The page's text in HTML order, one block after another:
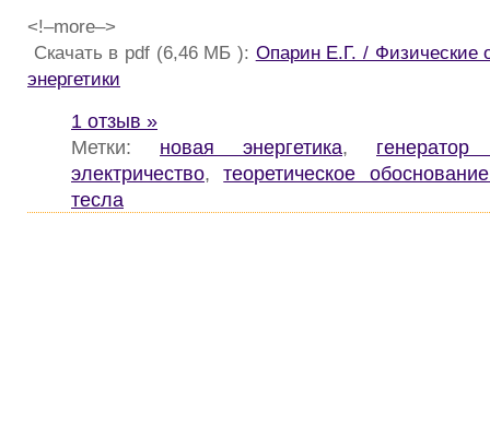
<!–more–>
Скачать в pdf (6,46 МБ ): Опарин Е.Г. / Физические
энергетики
1 отзыв »
Метки: новая энергетика, генератор
электричество,теоретическое
тесла